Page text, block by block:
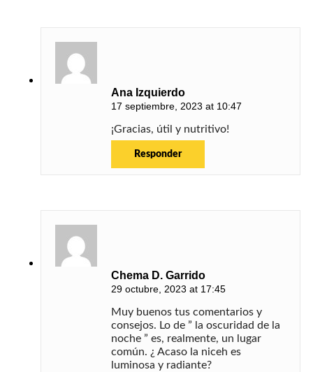
Ana Izquierdo
17 septiembre, 2023 at 10:47
¡Gracias, útil y nutritivo!
Responder
Chema D. Garrido
29 octubre, 2023 at 17:45
Muy buenos tus comentarios y
consejos. Lo de ” la oscuridad de la
noche ” es, realmente, un lugar
común. ¿ Acaso la niceh es
luminosa y radiante?